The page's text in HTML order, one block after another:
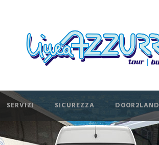
SERVIZI SICUREZZA DOOR2LAND